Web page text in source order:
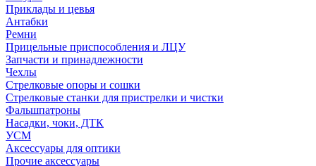
Приклады и цевья
Антабки
Ремни
Прицельные приспособления и ЛЦУ
Запчасти и принадлежности
Чехлы
Стрелковые опоры и сошки
Стрелковые станки для пристрелки и чистки
Фальшпатроны
Насадки, чоки, ДТК
УСМ
Аксессуары для оптики
Прочие аксессуары